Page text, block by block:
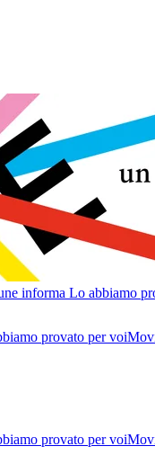
informa Lo abbiamo
provato per voi
provato per voi